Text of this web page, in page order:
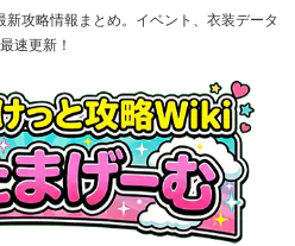
攻略情報まとめ。イベント、衣装データ
速更新！